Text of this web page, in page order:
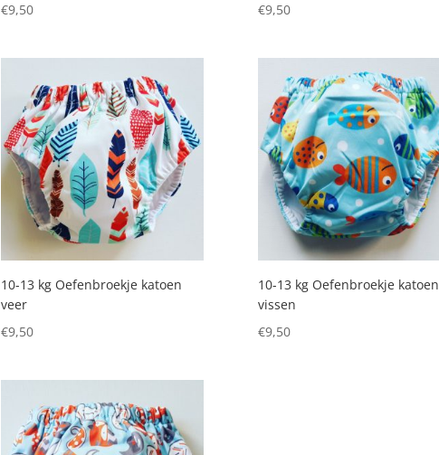
€9,50
€9,50
10-13 kg Oefenbroekje katoen
veer
€9,50
10-13 kg Oefenbroekje katoen
vissen
€9,50